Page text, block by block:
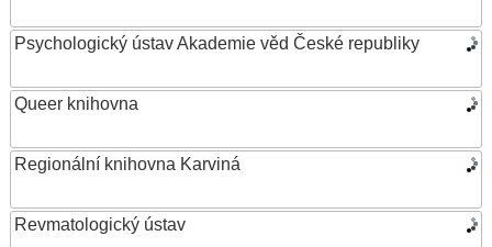
Psychologický ústav Akademie věd České republiky
Queer knihovna
Regionální knihovna Karviná
Revmatologický ústav